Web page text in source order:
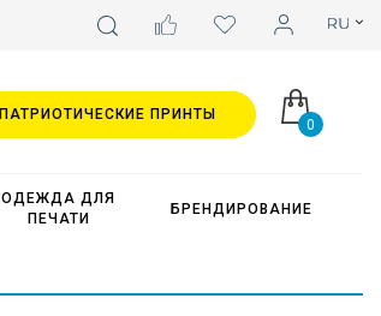
0
ОДЕЖДА ДЛЯ
ПЕЧАТИ
БРЕНДИРОВАНИЕ
ПАТРИОТИЧЕСКИЕ ПРИНТЫ